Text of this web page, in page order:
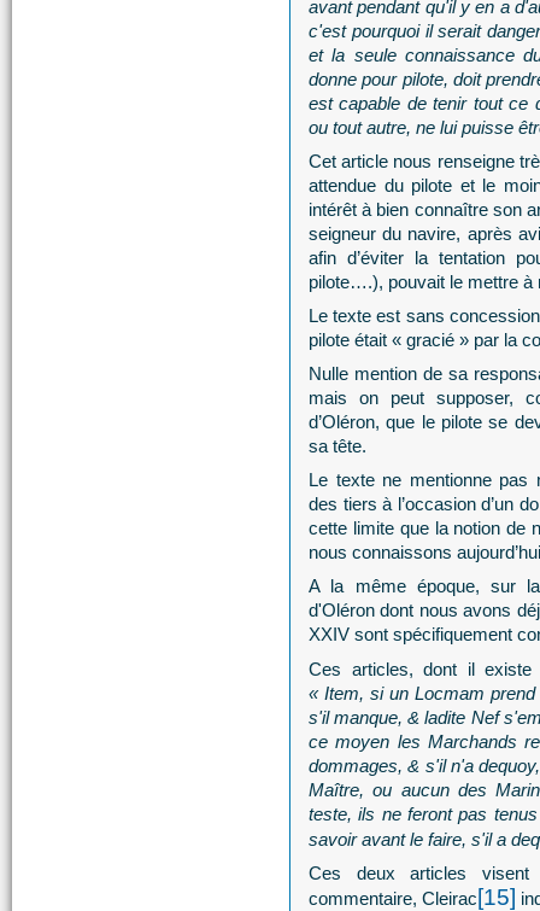
avant pendant qu'il y en a
c'est pourquoi il serait
et la seule connaissance
donne pour pilote, doit
est capable de tenir tout ce
ou tout autre, ne lui puisse
Cet article nous renseigne
attendue du pilote et le
intérêt à bien connaître son
seigneur du navire, après
afin d’éviter la tentation
pilote….), pouvait le mettre à
Le texte est sans
pilote était « gracié » par la
Nulle mention de sa
mais on peut supposer,
d’Oléron, que le pilote se
sa tête.
Le texte ne mentionne pas
des tiers à l’occasion d’un
cette limite que la notion de
nous connaissons
A la même époque, sur
d'Oléron dont nous avons
XXIV sont spécifiquement
Ces articles, dont il existe
« Item, si un Locmam
s'il manque, & ladite Nef
ce moyen les Marchands
dommages, & s'il n'a
Maître, ou aucun des
teste, ils ne feront pas
savoir avant le faire, s'il a
Ces deux articles
commentaire, Cleirac [15]